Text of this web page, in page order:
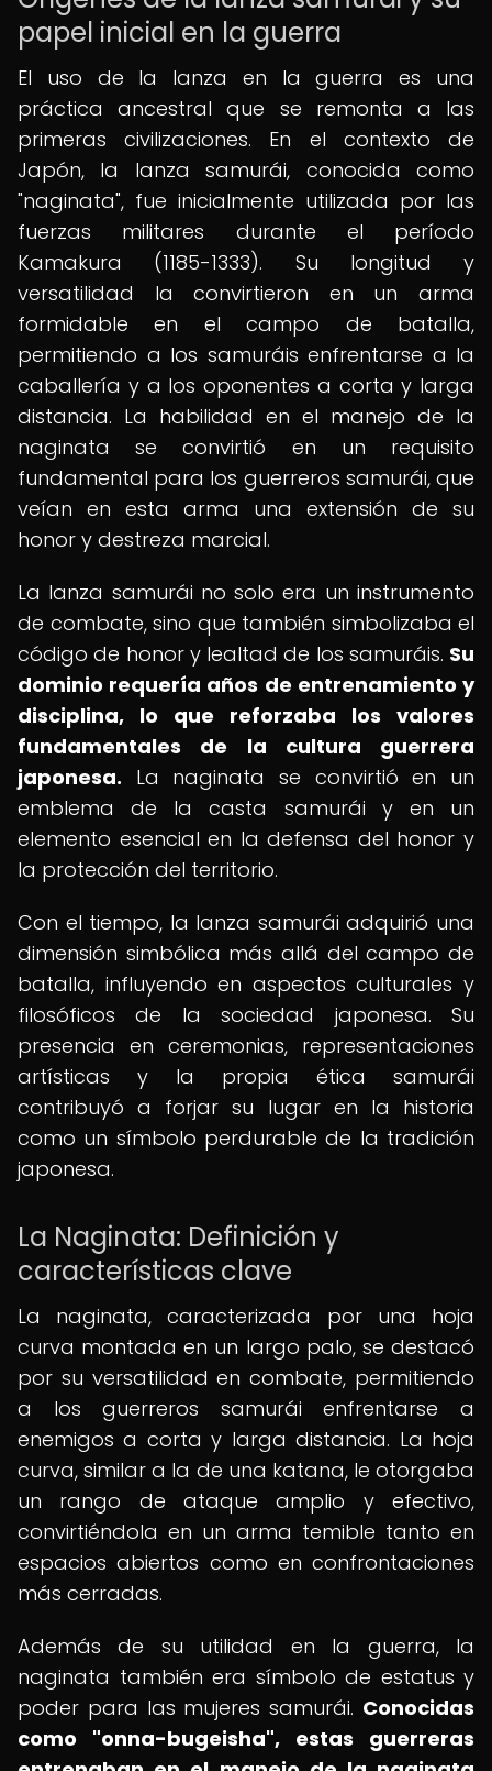
papel inicial en la guerra
El uso de la lanza en la guerra es una
práctica ancestral que se remonta a las
primeras civilizaciones. En el contexto de
Japón, la lanza samurái, conocida como
"naginata", fue inicialmente utilizada por las
fuerzas militares durante el período
Kamakura (1185-1333). Su longitud y
versatilidad la convirtieron en un arma
formidable en el campo de batalla,
permitiendo a los samuráis enfrentarse a la
caballería y a los oponentes a corta y larga
distancia. La habilidad en el manejo de la
naginata se convirtió en un requisito
fundamental para los guerreros samurái, que
veían en esta arma una extensión de su
honor y destreza marcial.
La lanza samurái no solo era un instrumento
de combate, sino que también simbolizaba el
código de honor y lealtad de los samuráis. Su
dominio requería años de entrenamiento y
disciplina, lo que reforzaba los valores
fundamentales de la cultura guerrera
japonesa. La naginata se convirtió en un
emblema de la casta samurái y en un
elemento esencial en la defensa del honor y
la protección del territorio.
Con el tiempo, la lanza samurái adquirió una
dimensión simbólica más allá del campo de
batalla, influyendo en aspectos culturales y
filosóficos de la sociedad japonesa. Su
presencia en ceremonias, representaciones
artísticas y la propia ética samurái
contribuyó a forjar su lugar en la historia
como un símbolo perdurable de la tradición
japonesa.
La Naginata: Definición y
características clave
La naginata, caracterizada por una hoja
curva montada en un largo palo, se destacó
por su versatilidad en combate, permitiendo
a los guerreros samurái enfrentarse a
enemigos a corta y larga distancia. La hoja
curva, similar a la de una katana, le otorgaba
un rango de ataque amplio y efectivo,
convirtiéndola en un arma temible tanto en
espacios abiertos como en confrontaciones
más cerradas.
Además de su utilidad en la guerra, la
naginata también era símbolo de estatus y
poder para las mujeres samurái. Conocidas
como "onna-bugeisha", estas guerreras